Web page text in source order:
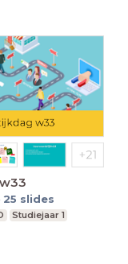
25 slides
Studiejaar 1